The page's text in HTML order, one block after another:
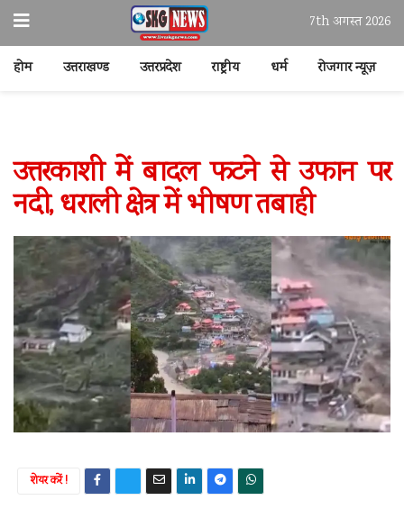
7th अगस्त 2026
होम उत्तराखण्ड उत्तरप्रदेश राष्ट्रीय धर्म रोजगार न्यूज़
उत्तरकाशी में बादल फटने से उफान पर
नदी, धराली क्षेत्र में भीषण तबाही
शेयर करें !